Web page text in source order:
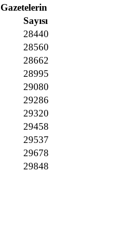
Sayısı
28440
28560
28662
28995
29080
29286
29320
29458
29537
29678
29848